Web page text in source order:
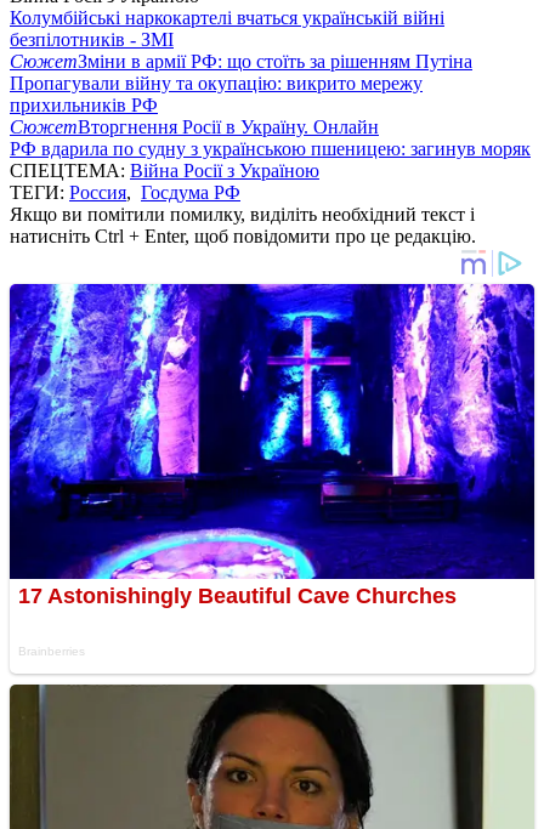
Колумбійські наркокартелі вчаться українській війні
безпілотників - ЗМІ
СюжетЗміни в армії РФ: що стоїть за рішенням Путіна
Пропагували війну та окупацію: викрито мережу
прихильників РФ
СюжетВторгнення Росії в Україну. Онлайн
РФ вдарила по судну з українською пшеницею: загинув моряк
СПЕЦТЕМА: Війна Росії з Україною
ТЕГИ: Россия, Госдума РФ
Якщо ви помітили помилку, виділіть необхідний текст і
натисніть Ctrl + Enter, щоб повідомити про це редакцію.